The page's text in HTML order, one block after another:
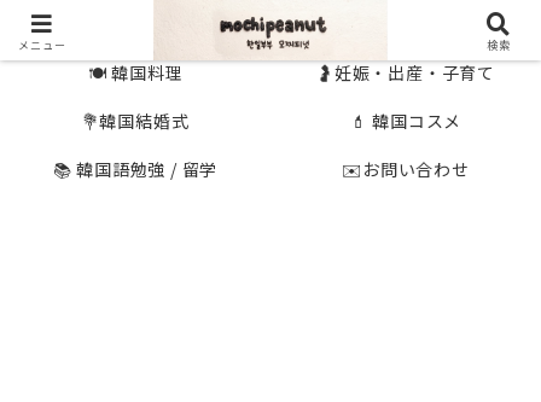
🍽 韓国料理
🤰妊娠・出産・子育て
💐韓国結婚式
💄 韓国コスメ
📚 韓国語勉強 / 留学
✉️お問い合わせ
メニュー 検索